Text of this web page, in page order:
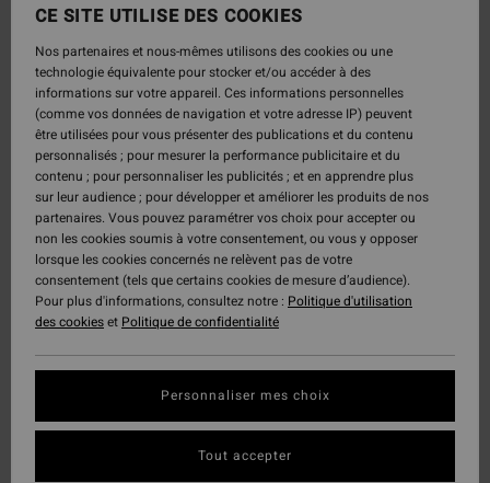
CE SITE UTILISE DES COOKIES
Nos partenaires et nous-mêmes utilisons des cookies ou une
technologie équivalente pour stocker et/ou accéder à des
informations sur votre appareil. Ces informations personnelles
(comme vos données de navigation et votre adresse IP) peuvent
être utilisées pour vous présenter des publications et du contenu
personnalisés ; pour mesurer la performance publicitaire et du
contenu ; pour personnaliser les publicités ; et en apprendre plus
sur leur audience ; pour développer et améliorer les produits de nos
partenaires. Vous pouvez paramétrer vos choix pour accepter ou
non les cookies soumis à votre consentement, ou vous y opposer
lorsque les cookies concernés ne relèvent pas de votre
consentement (tels que certains cookies de mesure d’audience).
Pour plus d'informations, consultez notre : Politique d'utilisation
des cookieset Politique de confidentialité
Personnaliser mes choix
Tout accepter